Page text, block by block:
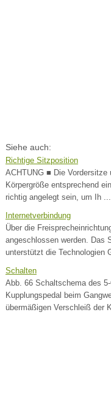
Siehe auch:
Richtige Sitzposition
ACHTUNG ■ Die
Körpergröße entsprechend
richtig angelegt sein, um Ih ...
Internetverbindung
Über die
angeschlossen werden. Das
unterstützt die Technologien
Schalten
Abb. 66 Schaltschema des
Kupplungspedal beim
übermäßigen Verschleiß der